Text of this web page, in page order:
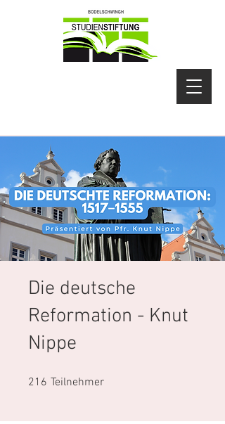
Die deutsche
Reformation - Knut
Nippe
216 Teilnehmer